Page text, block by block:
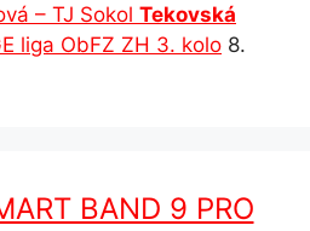
– TJ Sokol Tekovská
liga ObFZ ZH 3. kolo 8.
BAND 9 PRO